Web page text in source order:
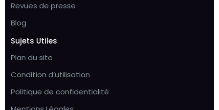
Revues de presse
Blog
Sujets Utiles
Plan du site
Condition d’utilisation
Politique de confidentialité